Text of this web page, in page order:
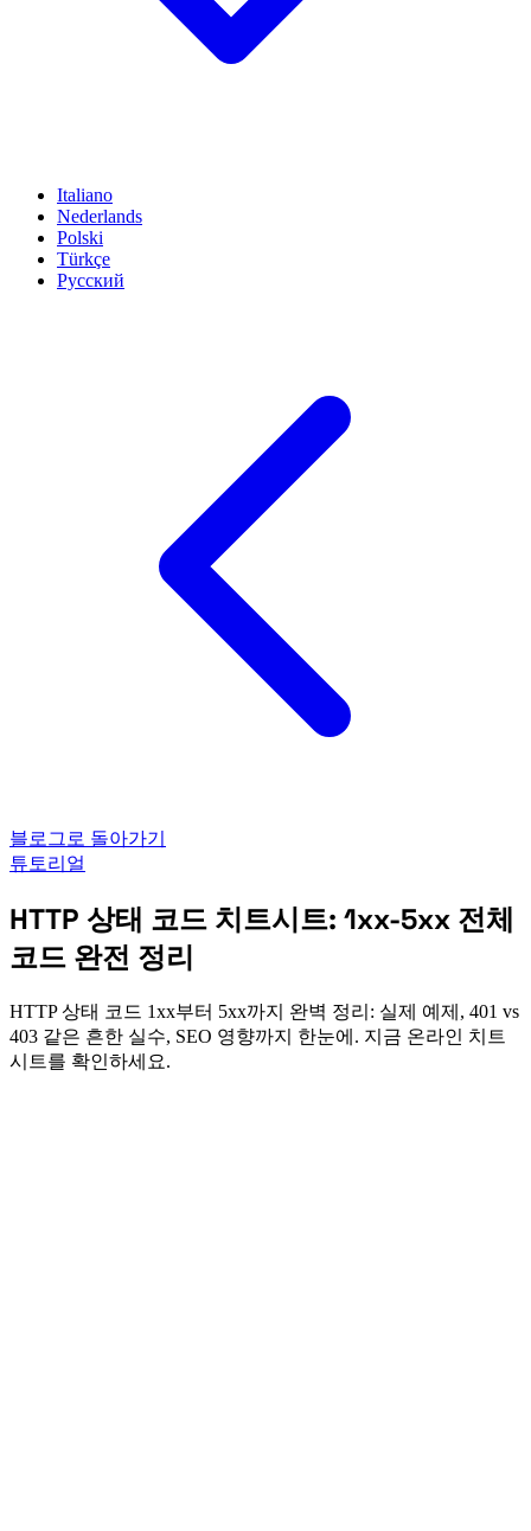
Italiano
Nederlands
Polski
Türkçe
Русский
블로그로 돌아가기
튜토리얼
HTTP 상태 코드 치트시트: 1xx-5xx 전체
코드 완전 정리
HTTP 상태 코드 1xx부터 5xx까지 완벽 정리: 실제 예제, 401 vs
403 같은 흔한 실수, SEO 영향까지 한눈에. 지금 온라인 치트
시트를 확인하세요.